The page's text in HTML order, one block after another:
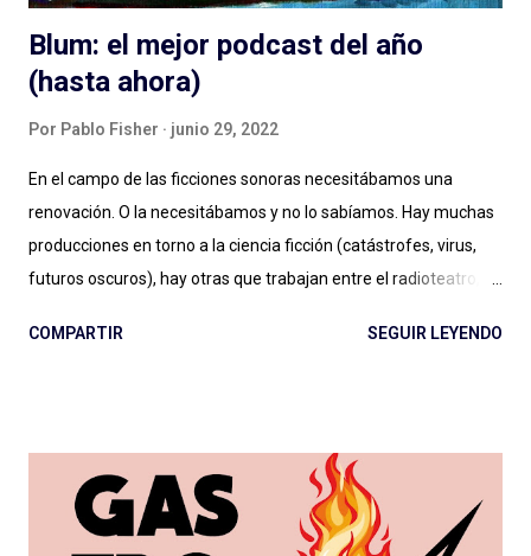
Blum: el mejor podcast del año
(hasta ahora)
Por Pablo Fisher junio 29, 2022
En el campo de las ficciones sonoras necesitábamos una
renovación. O la necesitábamos y no lo sabíamos. Hay muchas
producciones en torno a la ciencia ficción (catástrofes, virus,
futuros oscuros), hay otras que trabajan entre el radioteatro, el
una por una, se puede decir sencillamente que hay dos grandes
dirección de actuaciones e interpretaciones a la altura de
tamaña producción; y las que, con presupuesto o no, deben
cortar lazos aún con el vetusto radioteatro, nos entregan
COMPARTIR SEGUIR LEYENDO